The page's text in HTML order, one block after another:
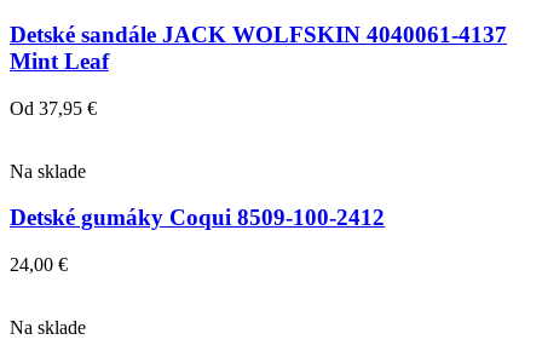
Detské sandále JACK WOLFSKIN 4040061-4137
Mint Leaf
Od 37,95 €
Na sklade
Detské gumáky Coqui 8509-100-2412
24,00 €
Na sklade